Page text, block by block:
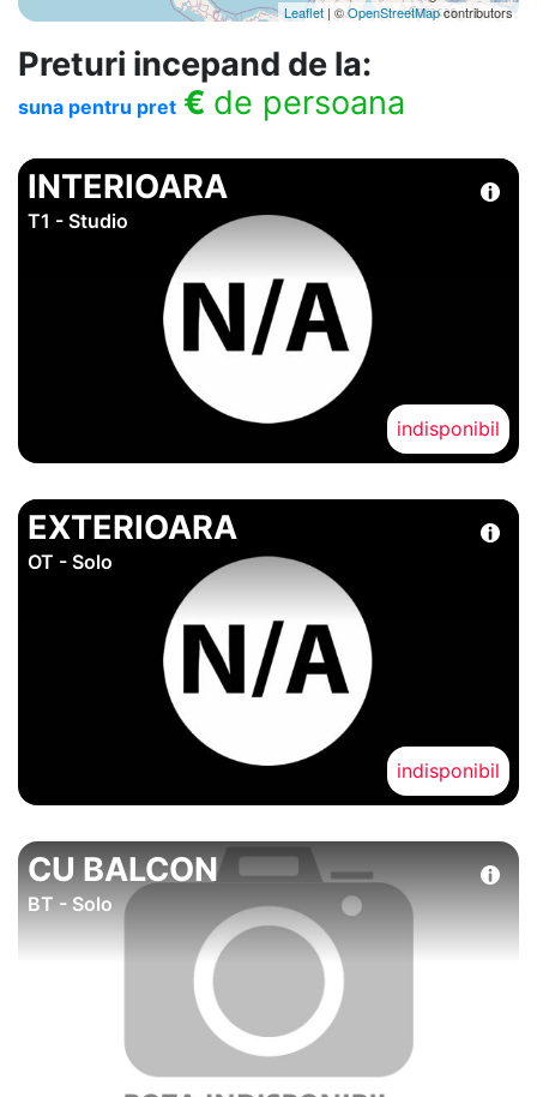
Leaflet | ©OpenStreetMapcontributors
Preturi incepand de la:
suna pentru pret € de persoana
INTERIOARA
T1 - Studio
indisponibil
EXTERIOARA
OT - Solo
indisponibil
CU BALCON
BT - Solo